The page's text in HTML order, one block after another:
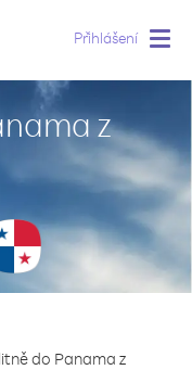
Přihlášení
z
do Panama z